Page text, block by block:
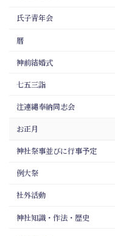
氏子青年会
暦
神前結婚式
七五三詣
注連縄奉納同志会
お正月
神社祭事並びに行事予定
例大祭
社外活動
神社知識・作法・歴史